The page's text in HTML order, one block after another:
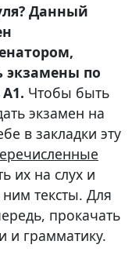
Данный
по
Чтобы быть
экзамен на
в закладки эту
их на слух и
тексты. Для
прокачать
и грамматику.